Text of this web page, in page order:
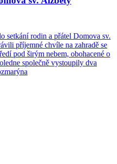
setkání rodin a přátel Domova sv.
příjemné chvíle na zahradě se
pod širým nebem, obohacené o
společně vystoupily dva